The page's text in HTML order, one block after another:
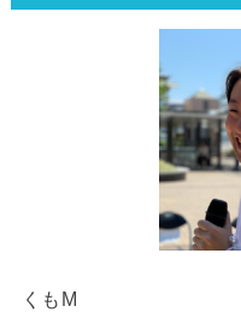
くもM